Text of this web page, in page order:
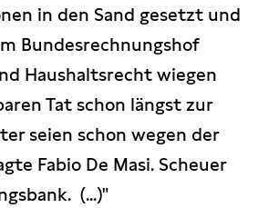
in den Sand gesetzt und
Bundesrechnungshof
Haushaltsrecht wiegen
Tat schon längst zur
seien schon wegen der
Fabio De Masi. Scheuer
(...)"